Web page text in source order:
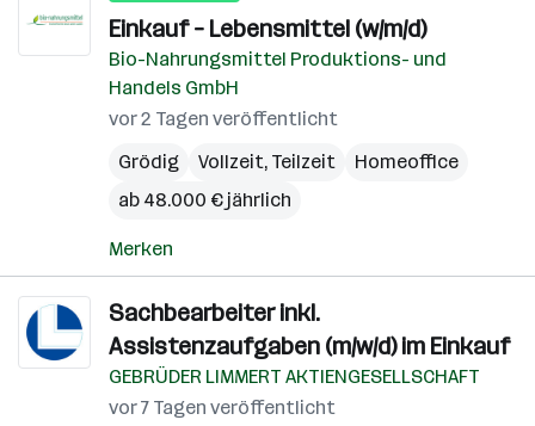
Einkauf – Lebensmittel (w/m/d)
Bio-Nahrungsmittel Produktions- und
Handels GmbH
vor 2 Tagen veröffentlicht
Grödig
Vollzeit, Teilzeit
Homeoffice
ab 48.000 € jährlich
Merken
Sachbearbeiter inkl.
Assistenzaufgaben (m/w/d) im Einkauf
GEBRÜDER LIMMERT AKTIENGESELLSCHAFT
vor 7 Tagen veröffentlicht